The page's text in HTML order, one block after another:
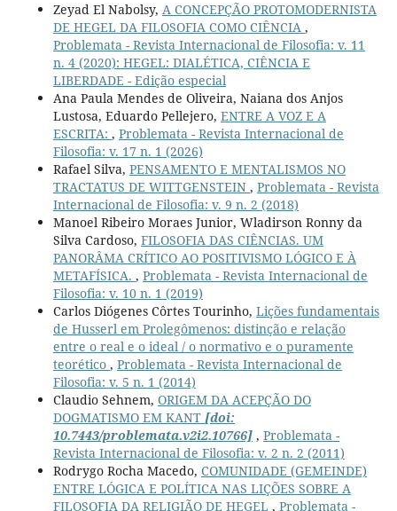
Zeyad El Nabolsy, A CONCEPÇÃO PROTOMODERNISTA
DE HEGEL DA FILOSOFIA COMO CIÊNCIA ,
Problemata - Revista Internacional de Filosofia: v. 11
n. 4 (2020): HEGEL: DIALÉTICA, CIÊNCIA E
LIBERDADE - Edição especial
Ana Paula Mendes de Oliveira, Naiana dos Anjos
Lustosa, Eduardo Pellejero, ENTRE A VOZ E A
ESCRITA: , Problemata - Revista Internacional de
Filosofia: v. 17 n. 1 (2026)
Rafael Silva, PENSAMENTO E MENTALISMOS NO
TRACTATUS DE WITTGENSTEIN , Problemata - Revista
Internacional de Filosofia: v. 9 n. 2 (2018)
Manoel Ribeiro Moraes Junior, Wladirson Ronny da
Silva Cardoso, FILOSOFIA DAS CIÊNCIAS. UM
PANORÂMA CRÍTICO AO POSITIVISMO LÓGICO E À
METAFÍSICA. , Problemata - Revista Internacional de
Filosofia: v. 10 n. 1 (2019)
Carlos Diógenes Côrtes Tourinho, Lições fundamentais
de Husserl em Prolegômenos: distinção e relação
entre o real e o ideal / o normativo e o puramente
teorético , Problemata - Revista Internacional de
Filosofia: v. 5 n. 1 (2014)
Claudio Sehnem, ORIGEM DA ACEPÇÃO DO
DOGMATISMO EM KANT [doi:
10.7443/problemata.v2i2.10766], Problemata -
Revista Internacional de Filosofia: v. 2 n. 2 (2011)
Rodrygo Rocha Macedo, COMUNIDADE (GEMEINDE)
ENTRE LÓGICA E POLÍTICA NAS LIÇÕES SOBRE A
FILOSOFIA DA RELIGIÃO DE HEGEL , Problemata -